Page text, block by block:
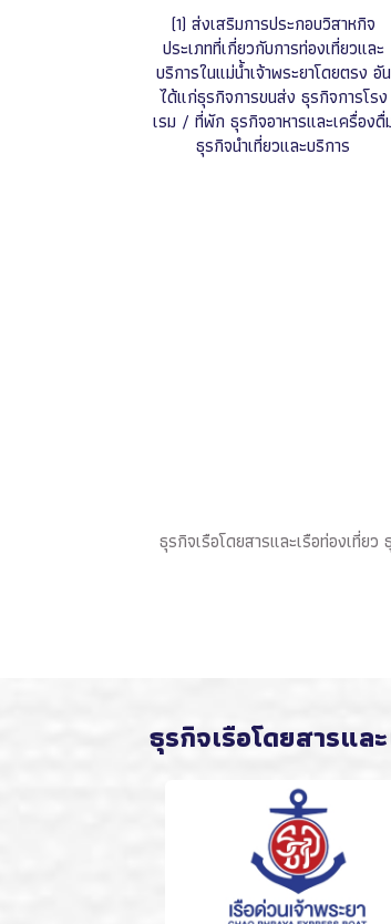
(1) ส่งเสริมการประกอบวิสาหกิจ
ประเภทที่เกี่ยวกับการท่องเที่ยวและ
บริการในแม่น้ำเจ้าพระยาโดยตรง อัน
ได้แก่ธุรกิจการขนส่ง ธุรกิจการโรง
เรม / ที่พัก ธุรกิจอาหารและเครื่องดื่
ธุรกิจนำเที่ยวและบริการ
ธุรกิจเรือโดยสารและเรือท่องเที่ย
ธุรกิจเรือโดยสารแล